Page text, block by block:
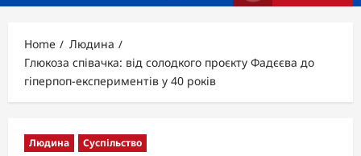
Home
Людина
Глюкоза співачка: від солодкого проєкту Фадєєва до
гіперпоп-експериментів у 40 років
Людина Суспільство